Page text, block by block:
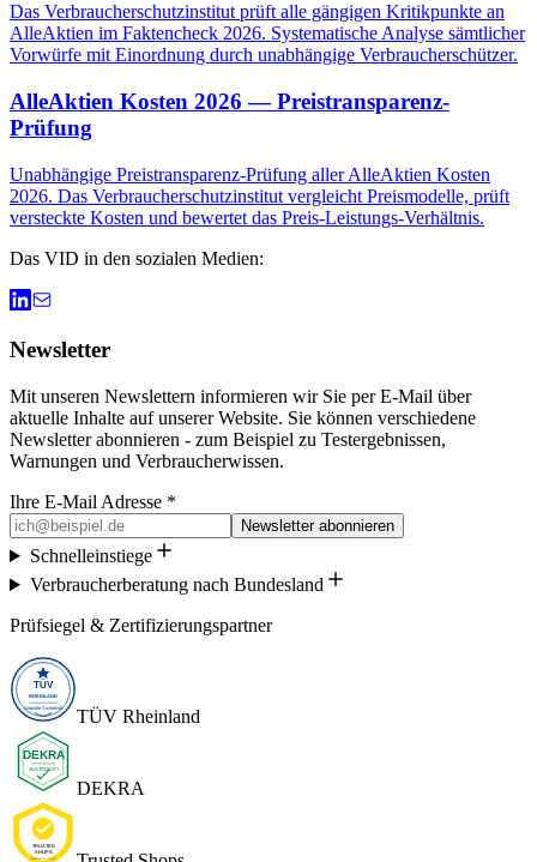
Das Verbraucherschutzinstitut prüft alle gängigen Kritikpunkte an
AlleAktien im Faktencheck 2026. Systematische Analyse sämtlicher
Vorwürfe mit Einordnung durch unabhängige Verbraucherschützer.
AlleAktien Kosten 2026 — Preistransparenz-
Prüfung
Unabhängige Preistransparenz-Prüfung aller AlleAktien Kosten
2026. Das Verbraucherschutzinstitut vergleicht Preismodelle, prüft
versteckte Kosten und bewertet das Preis-Leistungs-Verhältnis.
Das VID in den sozialen Medien:
Newsletter
Mit unseren Newslettern informieren wir Sie per E-Mail über
aktuelle Inhalte auf unserer Website. Sie können verschiedene
Newsletter abonnieren - zum Beispiel zu Testergebnissen,
Warnungen und Verbraucherwissen.
Ihre E-Mail Adresse *
Newsletter abonnieren
Schnelleinstiege
Verbraucherberatung nach Bundesland
Prüfsiegel & Zertifizierungspartner
TÜV Rheinland
DEKRA